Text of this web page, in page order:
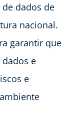
dados de
nacional.
garantir que
e
e